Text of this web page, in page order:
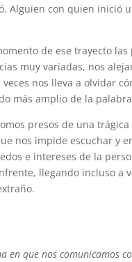
Alguien con quien inició
de ese trayecto
muy variadas, nos
nos lleva a olvidar
más amplio de la
presos de una trágica
nos impide escuchar y
e intereses de la
llegando incluso a
en que nos comunicamos